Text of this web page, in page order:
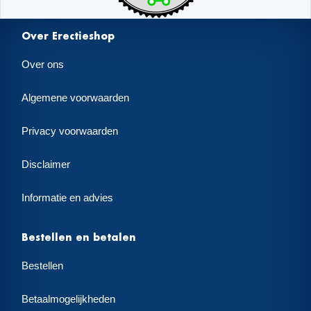
Over Erectieshop
Over ons
Algemene voorwaarden
Privacy voorwaarden
Disclaimer
Informatie en advies
Bestellen en betalen
Bestellen
Betaalmogelijkheden